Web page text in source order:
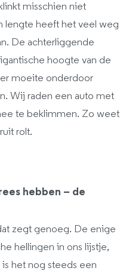
misschien niet
lengte heeft het veel weg
De achterliggende
hoogte van de
moeite onderdoor
Wij raden een auto met
te beklimmen. Zo weet
rolt.
hebben – de
zegt genoeg. De enige
hellingen in ons lijstje,
het nog steeds een